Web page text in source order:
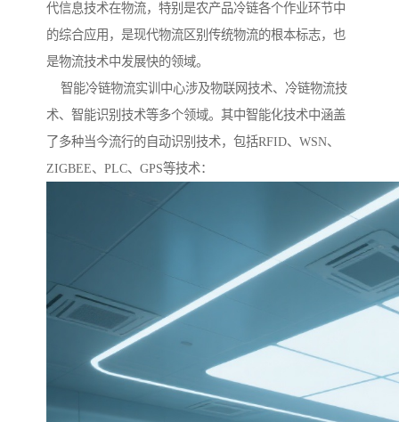
代信息技术在物流，特别是农产品冷链各个作业环节中
的综合应用，是现代物流区别传统物流的根本标志，也
是物流技术中发展快的领域。
智能冷链物流实训中心涉及物联网技术、冷链物流技
术、智能识别技术等多个领域。其中智能化技术中涵盖
了多种当今流行的自动识别技术，包括RFID、WSN、
ZIGBEE、PLC、GPS等技术：